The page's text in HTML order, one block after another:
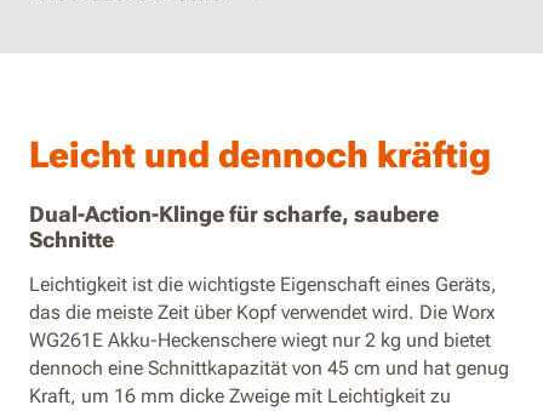
Leicht und dennoch kräftig
Dual-Action-Klinge für scharfe, saubere
Schnitte
Leichtigkeit ist die wichtigste Eigenschaft eines Geräts,
das die meiste Zeit über Kopf verwendet wird. Die Worx
WG261E Akku-Heckenschere wiegt nur 2 kg und bietet
dennoch eine Schnittkapazität von 45 cm und hat genug
Kraft, um 16 mm dicke Zweige mit Leichtigkeit zu